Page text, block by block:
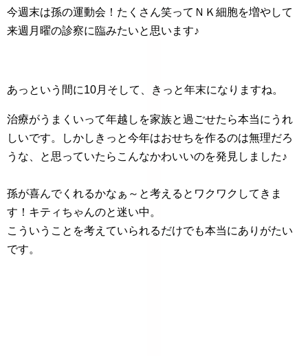
今週末は孫の運動会！たくさん笑ってＮＫ細胞を増やして
来週月曜の診察に臨みたいと思います♪
あっという間に10月そして、きっと年末になりますね。
治療がうまくいって年越しを家族と過ごせたら本当にうれ
しいです。しかしきっと今年はおせちを作るのは無理だろ
うな、と思っていたらこんなかわいいのを発見しました♪
孫が喜んでくれるかなぁ～と考えるとワクワクしてきま
す！キティちゃんのと迷い中。
こういうことを考えていられるだけでも本当にありがたい
です。